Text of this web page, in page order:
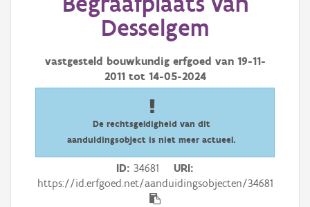
Erfgoedobject
Waarneming
Downloads
Desselgem
vastgesteld bouwkundig erfgoed van 19-11-
2011tot 14-05-2024
De rechtsgeldigheid van dit
aanduidingsobject is niet meer actueel.
ID 34681
URI
https://id.erfgoed.net/aanduidingsobjecten/34681